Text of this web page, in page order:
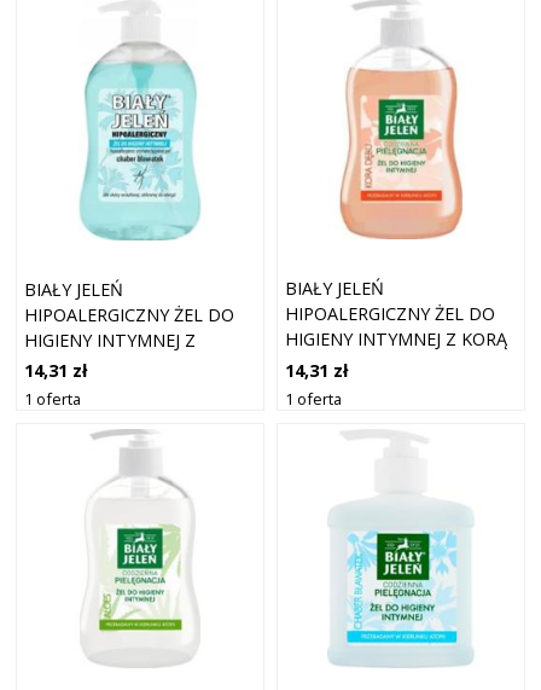
BIAŁY JELEŃ
HIPOALERGICZNY ŻEL DO
HIGIENY INTYMNEJ Z
CHABREM BŁAWATKIEM
500ML
14,31 zł
1 oferta
BIAŁY JELEŃ
HIPOALERGICZNY ŻEL DO
HIGIENY INTYMNEJ Z KORĄ
DĘBU 500ML
14,31 zł
1 oferta